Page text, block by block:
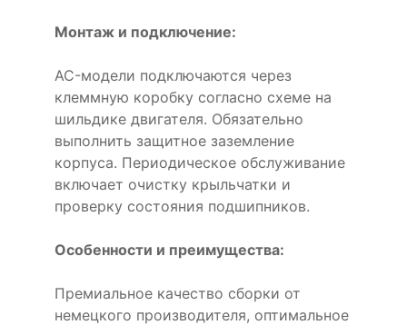
Монтаж и подключение:
AC-модели подключаются через
клеммную коробку согласно схеме на
шильдике двигателя. Обязательно
выполнить защитное заземление
корпуса. Периодическое обслуживание
включает очистку крыльчатки и
проверку состояния подшипников.
Особенности и преимущества:
Премиальное качество сборки от
немецкого производителя, оптимальное